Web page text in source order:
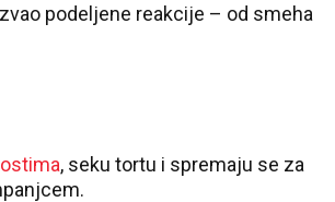
podeljene reakcije – od smeha
, seku tortu i spremaju se za